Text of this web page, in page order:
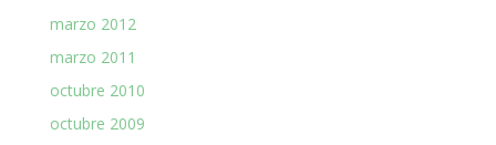
marzo 2012
marzo 2011
octubre 2010
octubre 2009